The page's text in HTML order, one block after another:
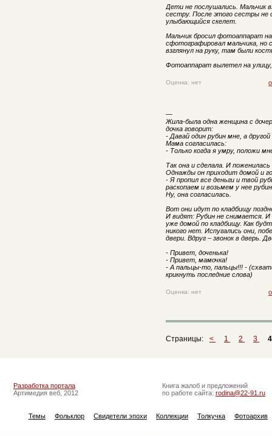
Дети не послушались. Мальчик
сестру. После этого сестры не
улыбающийся скелет.
Мальчик бросил фотоаппарат
сфотографировал мальчика, но
взглянул на руку, там были
Фотоаппарат вылетел на
Оценка: нет
—
Жила-была одна женщина с
дочка говорит:
- Давай один рубин мне, а
Мама согласилась:
- Только когда я умру, положи
Так она и сделала. И
Однажды он приходит домой и
- Я пропил все деньги и твой
раскопаем и возьмем у нее
Ну, она согласилась.
Вот они идут по кладбищу
И видят: Рубин не снимается.
уже домой по кладбищу. Как
никого нет. Испугались они,
двери. Вдруг – звонок в дверь.
- Привет, доченька!
- Привет, мамочка!
- А пальцы-то, пальцы!!! -
крикнуть последние слова)
Оценка: нет
Страницы: < 1 2 3 4
Разработка портала
Артимедия веб, 2012
Книга жалоб и предложений
по работе сайта: rodina@22-91.ru
Темы Фольклор Свидетели эпохи Коллекции Толкучка Фотоархив